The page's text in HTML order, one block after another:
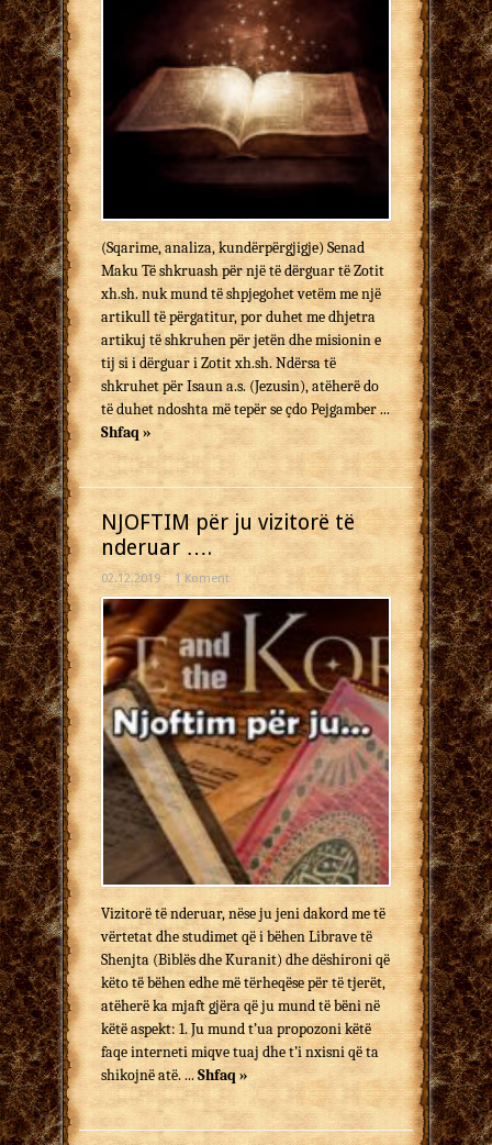
(Sqarime, analiza, kundërpërgjigje) Senad
Maku Të shkruash për një të dërguar të Zotit
xh.sh. nuk mund të shpjegohet vetëm me një
artikull të përgatitur, por duhet me dhjetra
artikuj të shkruhen për jetën dhe misionin e
tij si i dërguar i Zotit xh.sh. Ndërsa të
shkruhet për Isaun a.s. (Jezusin), atëherë do
të duhet ndoshta më tepër se çdo Pejgamber ...
Shfaq »
NJOFTIM për ju vizitorë të
nderuar ….
02.12.2019 1 Koment
Vizitorë të nderuar, nëse ju jeni dakord me të
vërtetat dhe studimet që i bëhen Librave të
Shenjta (Biblës dhe Kuranit) dhe dëshironi që
këto të bëhen edhe më tërheqëse për të tjerët,
atëherë ka mjaft gjëra që ju mund të bëni në
këtë aspekt: 1. Ju mund t’ua propozoni këtë
faqe interneti miqve tuaj dhe t’i nxisni që ta
shikojnë atë. ... Shfaq »